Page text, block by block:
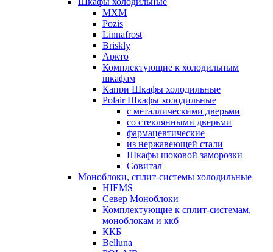
МХМ
Pozis
Linnafrost
Briskly
Аркто
Комплектующие к холодильным
шкафам
Капри Шкафы холодильные
Polair Шкафы холодильные
с металлическими дверьми
со стеклянными дверьми
фармацевтические
из нержавеющей стали
Шкафы шоковой заморозки
Совитал
Моноблоки, сплит-системы холодильные
HIEMS
Север Моноблоки
Комплектующие к сплит-системам,
моноблокам и ккб
ККБ
Belluna